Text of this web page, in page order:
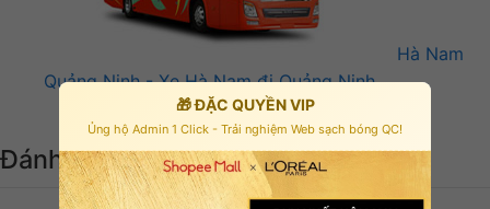
Hà Nam
Quảng Ninh - Xe Hà Nam đi Quảng Ninh
Đánh giá của khách hàng
🎁 ĐẶC QUYỀN VIP
Ủng hộ Admin 1 Click - Trải nghiệm Web sạch bóng QC!